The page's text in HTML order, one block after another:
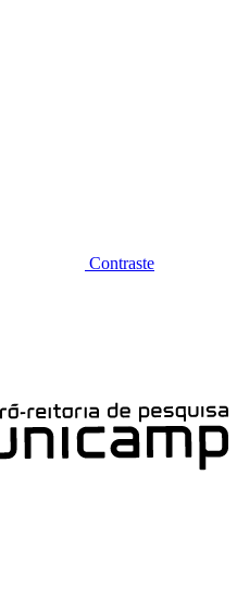
Contraste